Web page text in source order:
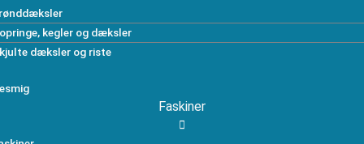
kegler og dæksler
dæksler og riste
Faskiner